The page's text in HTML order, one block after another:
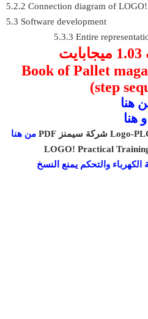
5.2.2 Connection diagram of LOGO!
5.3 Software development
5.3.3 Entire
Book of Pallet
(step
هنا
او هنا
من هنا
والتحكم يمنع النسخ